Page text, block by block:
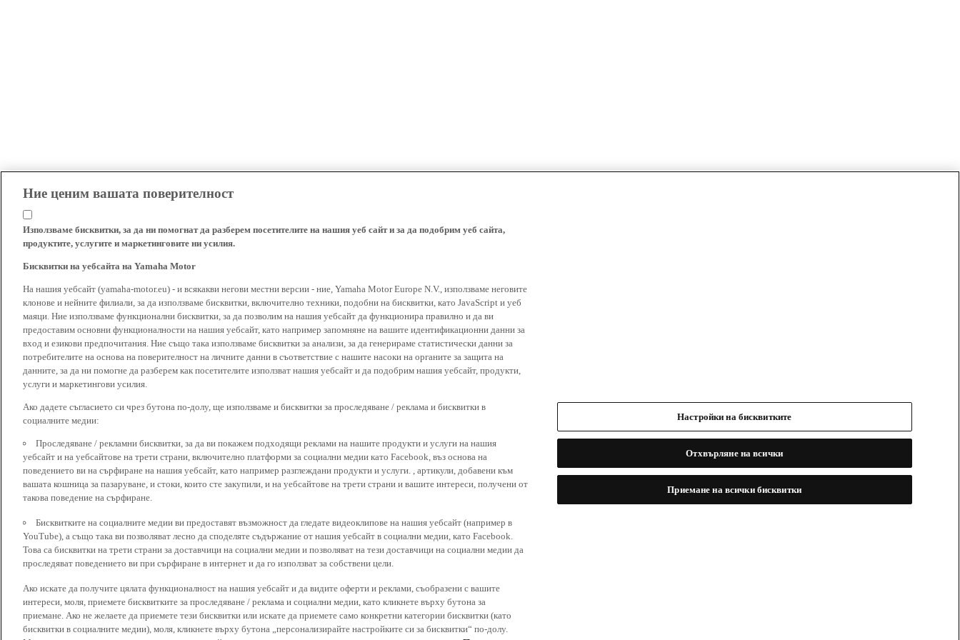
Ние ценим вашата поверителност
Използваме бисквитки, за да ни помогнат да разберем посетителите на нашия уеб сайт и за да подобрим уеб сайта,
продуктите, услугите и маркетинговите ни усилия.
Бисквитки на уебсайта на Yamaha Motor
На нашия уебсайт (yamaha-motor.eu) - и всякакви негови местни версии - ние, Yamaha Motor Europe N.V., използваме неговите
клонове и нейните филиали, за да използваме бисквитки, включително техники, подобни на бисквитки, като JavaScript и уеб
маяци. Ние използваме функционални бисквитки, за да позволим на нашия уебсайт да функционира правилно и да ви
предоставим основни функционалности на нашия уебсайт, като например запомняне на вашите идентификационни данни за
вход и езикови предпочитания. Ние също така използваме бисквитки за анализи, за да генерираме статистически данни за
потребителите на основа на поверителност на личните данни в съответствие с нашите насоки на органите за защита на
данните, за да ни помогне да разберем как посетителите използват нашия уебсайт и да подобрим нашия уебсайт, продукти,
услуги и маркетингови усилия.
Ако дадете съгласието си чрез бутона по-долу, ще използваме и бисквитки за проследяване / реклама и бисквитки в
социалните медии:
Проследяване / рекламни бисквитки, за да ви покажем подходящи реклами на нашите продукти и услуги на нашия
уебсайт и на уебсайтове на трети страни, включително платформи за социални медии като Facebook, въз основа на
поведението ви на сърфиране на нашия уебсайт, като например разглеждани продукти и услуги. , артикули, добавени към
вашата кошница за пазаруване, и стоки, които сте закупили, и на уебсайтове на трети страни и вашите интереси, получени от
такова поведение на сърфиране.
Бисквитките на социалните медии ви предоставят възможност да гледате видеоклипове на нашия уебсайт (например в
YouTube), а също така ви позволяват лесно да споделяте съдържание от нашия уебсайт в социални медии, като Facebook.
Това са бисквитки на трети страни за доставчици на социални медии и позволяват на тези доставчици на социални медии да
проследяват поведението ви при сърфиране в интернет и да го използват за собствени цели.
Ако искате да получите цялата функционалност на нашия уебсайт и да видите оферти и реклами, съобразени с вашите
интереси, моля, приемете бисквитките за проследяване / реклама и социални медии, като кликнете върху бутона за
приемане. Ако не желаете да приемете тези бисквитки или искате да приемете само конкретни категории бисквитки (като
бисквитки в социалните медии), моля, кликнете върху бутона „персонализирайте настройките си за бисквитки“ по-долу.
Настройки на бисквитките
Отхвърляне на всички
Приемане на всички бисквитки